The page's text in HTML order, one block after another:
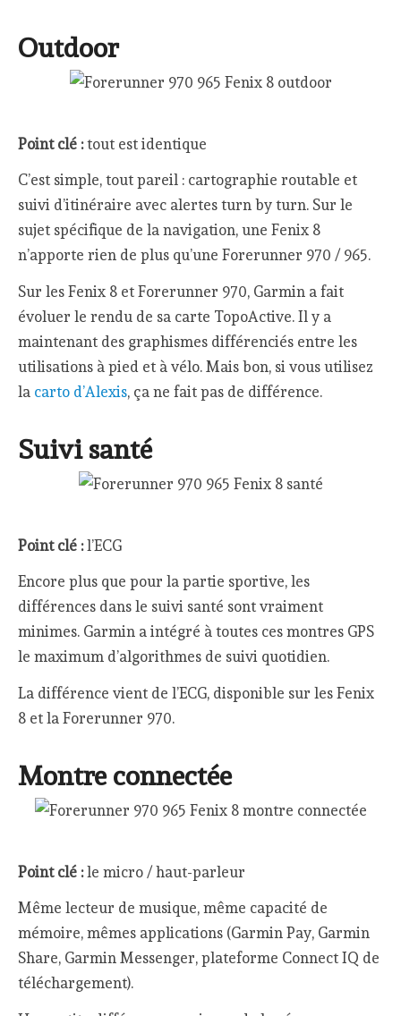
Outdoor
Point clé :tout est identique
C’est simple, tout pareil : cartographie routable et
suivi d’itinéraire avec alertes turn by turn. Sur le
sujet spécifique de la navigation, une Fenix 8
n’apporte rien de plus qu’une Forerunner 970 / 965.
Sur les Fenix 8 et Forerunner 970, Garmin a fait
évoluer le rendu de sa carte TopoActive. Il y a
maintenant des graphismes différenciés entre les
utilisations à pied et à vélo. Mais bon, si vous utilisez
la carto d’Alexis, ça ne fait pas de différence.
Suivi santé
Point clé :l’ECG
Encore plus que pour la partie sportive, les
différences dans le suivi santé sont vraiment
minimes. Garmin a intégré à toutes ces montres GPS
le maximum d’algorithmes de suivi quotidien.
La différence vient de l’ECG, disponible sur les Fenix
8 et la Forerunner 970.
Montre connectée
Point clé :le micro / haut-parleur
Même lecteur de musique, même capacité de
mémoire, mêmes applications (Garmin Pay, Garmin
Share, Garmin Messenger, plateforme Connect IQ de
téléchargement).